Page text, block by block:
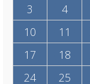
3 4
10
11
17
18
24
25